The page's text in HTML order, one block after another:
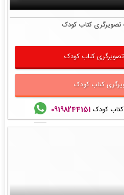
کتاب کودک
کتاب کودک
کتاب کودک
کودک 09198244151